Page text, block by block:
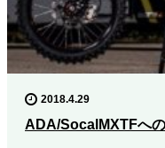
2018.4.29
ADA/SocalMXTFへ